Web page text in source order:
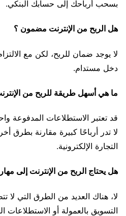
بسحب أرباحك إلى حسابك البنكي.
هل الربح من الإنترنت مضمون ؟
لا يوجد ضمان للربح، لكن مع
دخل مستدام.
ما هي أسهل طريقة للربح من
قد تعتبر الاستطلاعات المدفوعة
لا تدر أرباحًا كبيرة مقارنة بطرق
التجارة الإلكترونية.
هل يحتاج الربح من الإنترنت إلى
لا، هناك العديد من الطرق التي لا
التسويق بالعمولة أو